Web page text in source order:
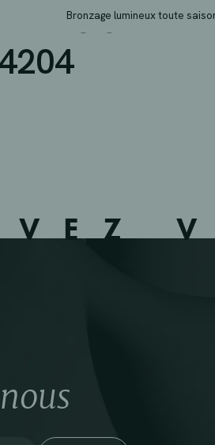
Bronzage lumineux toute